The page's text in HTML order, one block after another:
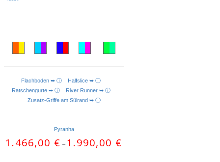
AUSFÜHRUNG WÄHLEN
Flachboden ➥ ⓘ Halfslice ➥ ⓘ
Ratschengurte ➥ ⓘ
River Runner ➥ ⓘ
Zusatz-Griffe am Sülrand ➥ ⓘ
Pyranha
1.466,00 € – 1.990,00 €